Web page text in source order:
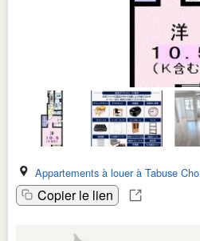
Appartements à louer à Tabuse Cho
Copier le lien